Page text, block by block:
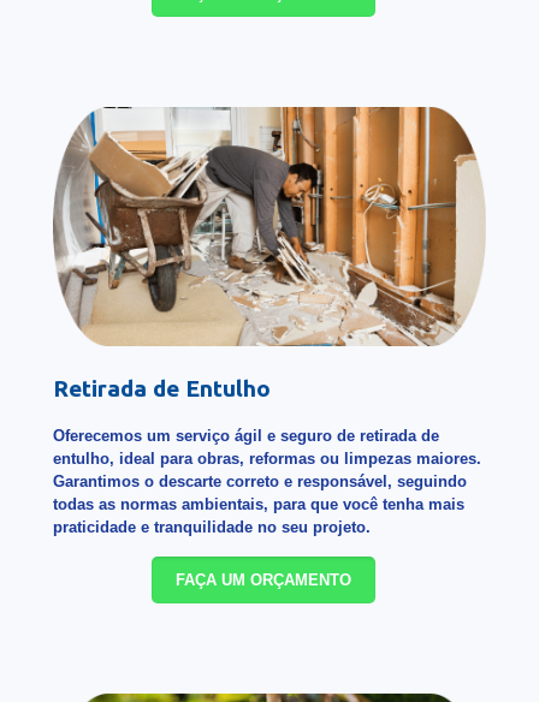
Retirada de Entulho
Oferecemos um serviço ágil e seguro de retirada de
entulho, ideal para obras, reformas ou limpezas maiores.
Garantimos o descarte correto e responsável, seguindo
todas as normas ambientais, para que você tenha mais
praticidade e tranquilidade no seu projeto.
FAÇA UM ORÇAMENTO